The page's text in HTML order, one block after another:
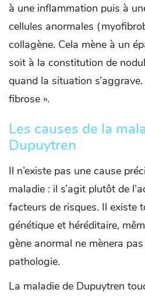
à une inflammation puis à
cellules anormales
collagène. Cela mène à un
soit à la constitution de
quand la situation
fibrose ».
Les causes de la
Dupuytren
Il n’existe pas une cause
maladie : il s’agit plutôt de
facteurs de risques. Il existe
génétique et héréditaire,
gène anormal ne mènera
pathologie.
La maladie de Dupuytren